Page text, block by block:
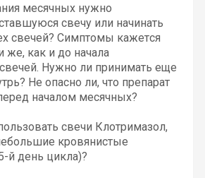
месячных нужно
свечу или начинать
свечей? Симптомы кажется
же, как и до начала
Нужно ли принимать еще
Не опасно ли, что препарат
началом месячных?
свечи Клотримазол,
кровянистые
й день цикла)?